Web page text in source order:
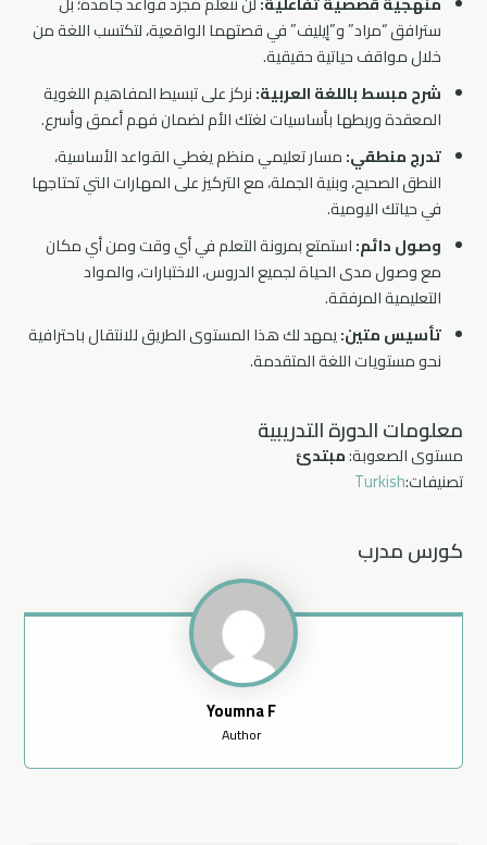
سترافق “مراد” و”إيليف” في قصتهما الواقعية، لتكتسب اللغة من
خلال مواقف حياتية حقيقية.
شرح مبسط باللغة العربية:نركز على تبسيط المفاهيم اللغوية
المعقدة وربطها بأساسيات لغتك الأم لضمان فهم أعمق وأسرع.
تدرج منطقي:مسار تعليمي منظم يغطي القواعد الأساسية،
النطق الصحيح، وبنية الجملة، مع التركيز على المهارات التي تحتاجها
في حياتك اليومية.
وصول دائم:استمتع بمرونة التعلم في أي وقت ومن أي مكان
مع وصول مدى الحياة لجميع الدروس، الاختبارات، والمواد
التعليمية المرفقة.
تأسيس متين:يمهد لك هذا المستوى الطريق للانتقال باحترافية
نحو مستويات اللغة المتقدمة.
معلومات الدورة التدريبية
مستوى الصعوبة:مبتدئ
تصنيفات:Turkish
كورس مدرب
Youmna F
Author